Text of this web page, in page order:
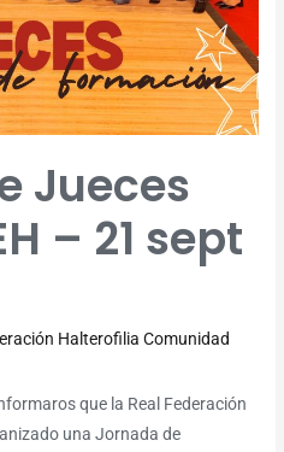
Jueces
– 21 sept
Halterofilia Comunidad
que la Real Federación
una Jornada de